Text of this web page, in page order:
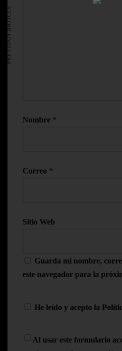
AVISO
Nombre *
Correo *
Sitio Web
Guarda mi nombre,
este navegador para la
He leído y acepto la
Al usar este formulario
PREVIOUS ARTICLE